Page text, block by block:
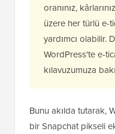
oranınız,
üzere her türlü e-
yardımcı olabilir.
WordPress'te e-
kılavuzumuza
Bunu akılda tutarak,
bir Snapchat pikseli